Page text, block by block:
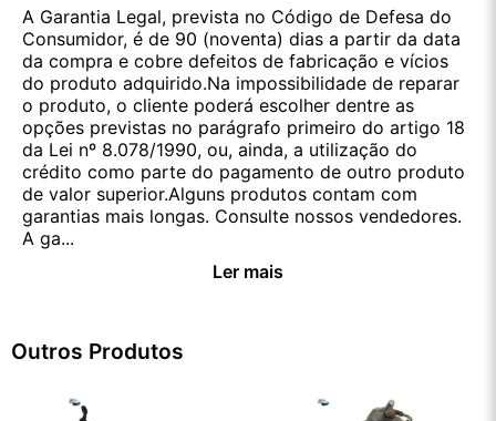
A Garantia Legal, prevista no Código de Defesa do
Consumidor, é de 90 (noventa) dias a partir da data
da compra e cobre defeitos de fabricação e vícios
do produto adquirido.Na impossibilidade de reparar
o produto, o cliente poderá escolher dentre as
opções previstas no parágrafo primeiro do artigo 18
da Lei nº 8.078/1990, ou, ainda, a utilização do
crédito como parte do pagamento de outro produto
de valor superior.Alguns produtos contam com
garantias mais longas. Consulte nossos vendedores.
A ga...
Ler mais
Outros Produtos